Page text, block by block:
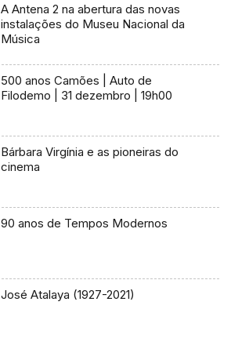
A Antena 2 na abertura das novas
instalações do Museu Nacional da
Música
500 anos Camões | Auto de
Filodemo | 31 dezembro | 19h00
Bárbara Virgínia e as pioneiras do
cinema
90 anos de Tempos Modernos
José Atalaya (1927-2021)